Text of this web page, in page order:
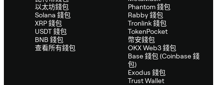
以太坊錢包
Solana 錢包
XRP 錢包
USDT 錢包
BNB 錢包
查看所有錢包
Phantom 錢包
Rabby 錢包
Tronlink 錢包
TokenPocket
幣安錢包
OKX Web3 錢包
Base 錢包 (Coinbase 錢
包)
Exodus 錢包
Trust Wallet